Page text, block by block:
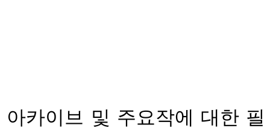
카이브 및 주요작에 대한 필